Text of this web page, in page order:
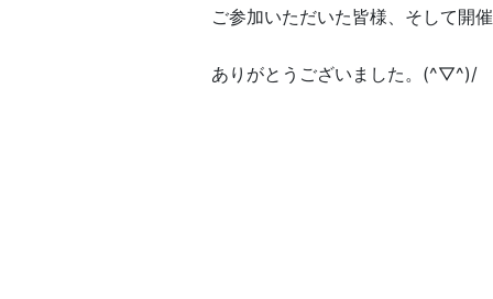
ご参加いただいた皆様、そして開
ありがとうございました。(^▽^)/